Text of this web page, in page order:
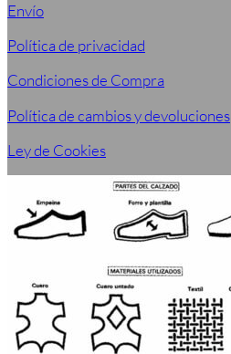
Envío
Política de privacidad
Condiciones de Compra
Política de cambios y devoluciones
Ley de Cookies